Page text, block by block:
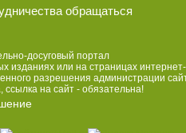
обращаться
досуговый портал
изданиях или на страницах интернет-
разрешения администрации
ссылка на сайт - обязательна!